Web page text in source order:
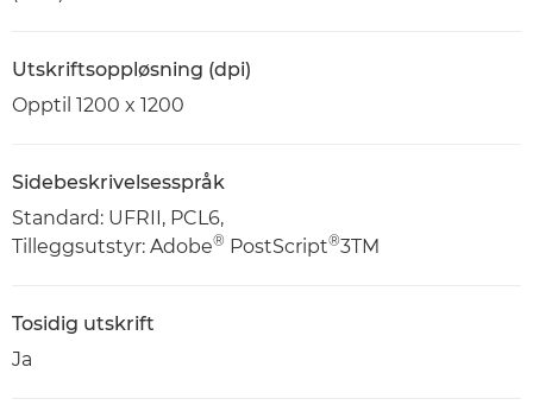
Utskriftsoppløsning (dpi)
Opptil 1200 x 1200
Sidebeskrivelsesspråk
Standard: UFRII, PCL6,
Tilleggsutstyr: Adobe® PostScript®3TM
Tosidig utskrift
Ja